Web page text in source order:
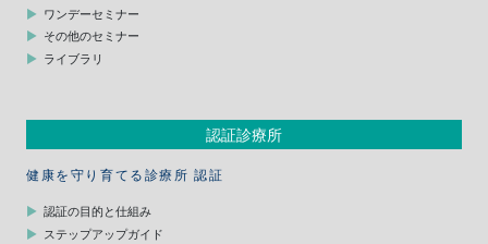
ワンデーセミナー
その他のセミナー
ライブラリ
認証診療所
健康を守り育てる診療所 認証
認証の目的と仕組み
ステップアップガイド